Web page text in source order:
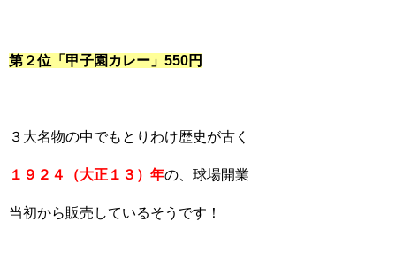
第２位「甲子園カレー」550円
３大名物の中でもとりわけ歴史が古く
１９２４（大正１３）年の、球場開業
当初から販売しているそうです！